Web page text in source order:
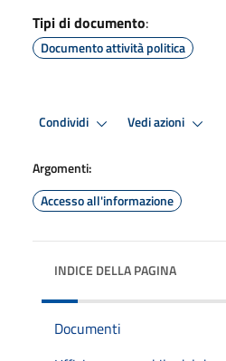
Tipi di documento:
Documento attività politica
Condividi Vedi azioni
Argomenti:
Accesso all'informazione
INDICE DELLA PAGINA
Documenti